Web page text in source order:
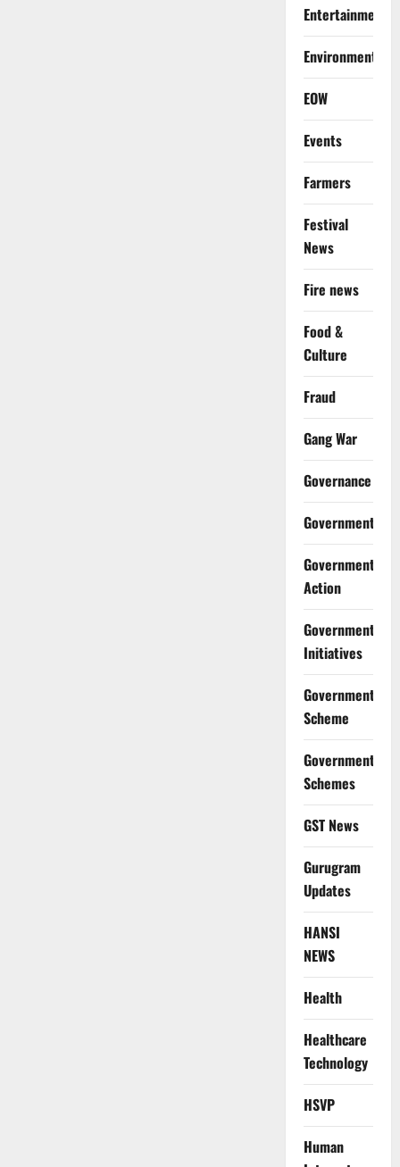
Entertainment
Environment
EOW
Events
Farmers
Festival
News
Fire news
Food &
Culture
Fraud
Gang War
Governance
Government
Government
Action
Government
Initiatives
Government
Scheme
Government
Schemes
GST News
Gurugram
Updates
HANSI
NEWS
Health
Healthcare
Technology
HSVP
Human